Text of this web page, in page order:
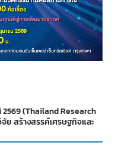
(Thailand Research
ย สร้างสรรค์เศรษฐกิจและ